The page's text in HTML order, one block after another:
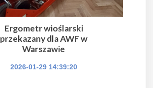
Ergometr wioślarski
przekazany dla AWF w
Warszawie
2026-01-29 14:39:20